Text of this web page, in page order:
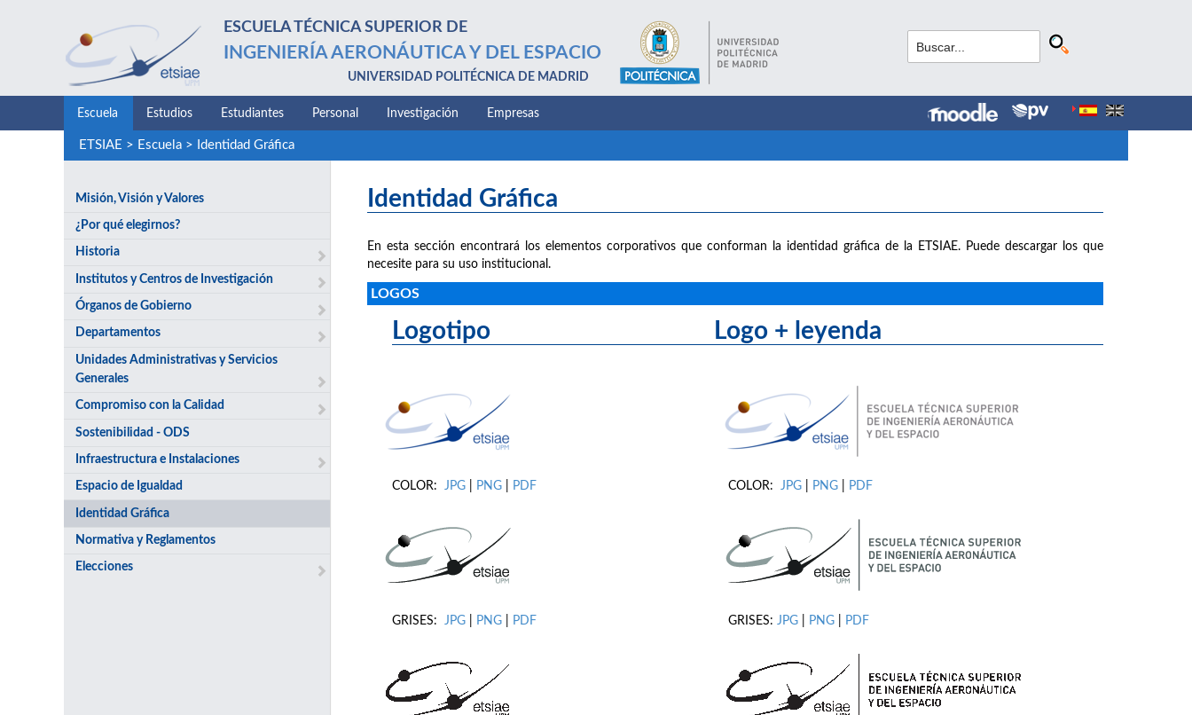
ESCUELA TÉCNICA SUPERIOR DE
INGENIERÍA AERONÁUTICA Y DEL ESPACIO
UNIVERSIDAD POLITÉCNICA DE MADRID
Escuela Estudios Estudiantes Personal Investigación Empresas
ETSIAE > Escuela> Identidad Gráfica
Misión, Visión y Valores
¿Por qué elegirnos?
Historia
Institutos y Centros de Investigación
Órganos de Gobierno
Departamentos
Unidades Administrativas y Servicios
Generales
Compromiso con la Calidad
Sostenibilidad - ODS
Infraestructura e Instalaciones
Espacio de Igualdad
Identidad Gráfica
Normativa y Reglamentos
Elecciones
Identidad Gráfica
En esta sección encontrará los elementos corporativos que conforman la identidad gráfica de la ETSIAE. Puede descargar los que
necesite para su uso institucional.
LOGOS
Logotipo Logo + leyenda
COLOR: JPG PNG PDF COLOR: JPG PNG PDF
GRISES: JPG PNG PDF GRISES: JPG PNG PDF